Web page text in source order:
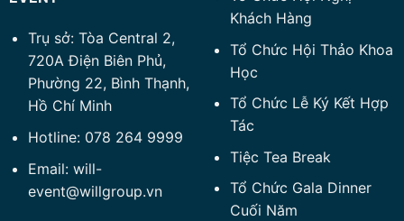
Trụ sở: Tòa Central 2,
720A Điện Biên Phủ,
Phường 22, Bình Thạnh,
Hồ Chí Minh
Hotline: 078 264 9999
Email: will-
event@willgroup.vn
Khách Hàng
Tổ Chức Hội Thảo Khoa
Học
Tổ Chức Lễ Ký Kết Hợp
Tác
Tiệc Tea Break
Tổ Chức Gala Dinner
Cuối Năm